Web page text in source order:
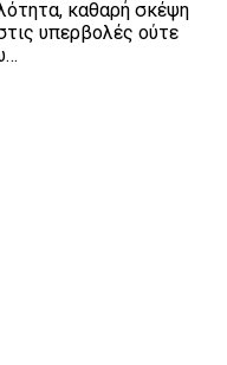
καθαρή σκέψη
υπερβολές ούτε